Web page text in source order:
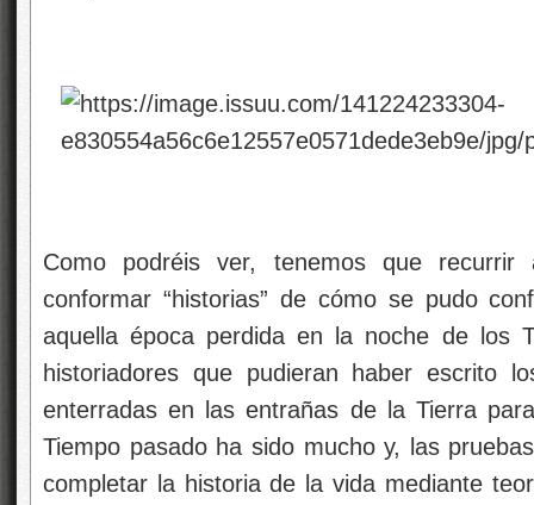
Como podréis ver, tenemos que
conformar “historias” de cómo se pudo
aquella época perdida en la noche de los
historiadores que pudieran haber escrito
enterradas en las entrañas de la Tierra
Tiempo pasado ha sido mucho y, las
completar la historia de la vida mediante